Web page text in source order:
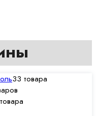
33 товара